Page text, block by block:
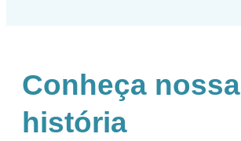
Conheça nossa
história